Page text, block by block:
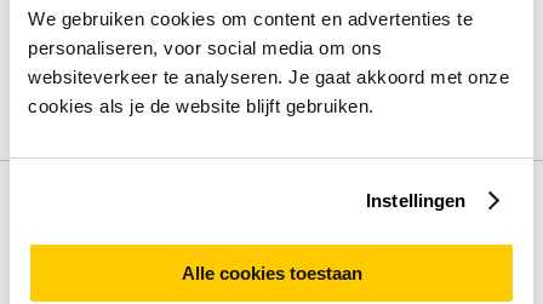
We gebruiken cookies om content en advertenties te
personaliseren, voor social media om ons
websiteverkeer te analyseren. Je gaat akkoord met onze
cookies als je de website blijft gebruiken.
Instellingen
Alle cookies toestaan
Intern geheugen 16 GB
Opslagcapaciteit
512 GB
ProcessorfamilieIntel Core Ultra 5
Besturingssysteem Windows 11 Pro
Beoordelingen binnenkort beschikbaar